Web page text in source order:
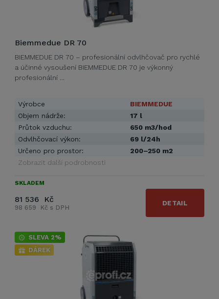
Biemmedue DR 70
BIEMMEDUE DR 70 – profesionální odvlhčovač pro rychlé
a účinné vysoušení BIEMMEDUE DR 70 je výkonný
profesionální …
Výrobce
BIEMMEDUE
Objem nádrže:
17 l
Průtok vzduchu:
650 m3/hod
Odvlhčovací výkon:
69 l/24h
Určeno pro prostor:
200–250 m2
Zobrazit další podrobnosti
SKLADEM
81 536 Kč
98 659 Kč s DPH
DETAIL
SLEVA 2%
DÁREK